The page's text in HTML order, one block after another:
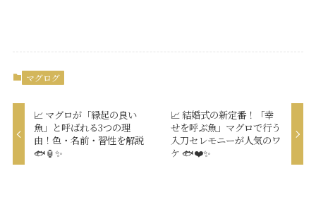
マグログ
📈 マグロが「縁起の良い
魚」と呼ばれる3つの理
由！色・名前・習性を解説
🐟🏮✨
📈 結婚式の新定番！「幸
せを呼ぶ魚」マグロで行う
入刀セレモニーが人気のワ
ケ 🐟❤️✨